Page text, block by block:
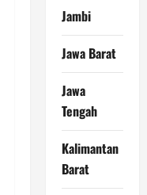
Jambi
Jawa Barat
Jawa
Tengah
Kalimantan
Barat